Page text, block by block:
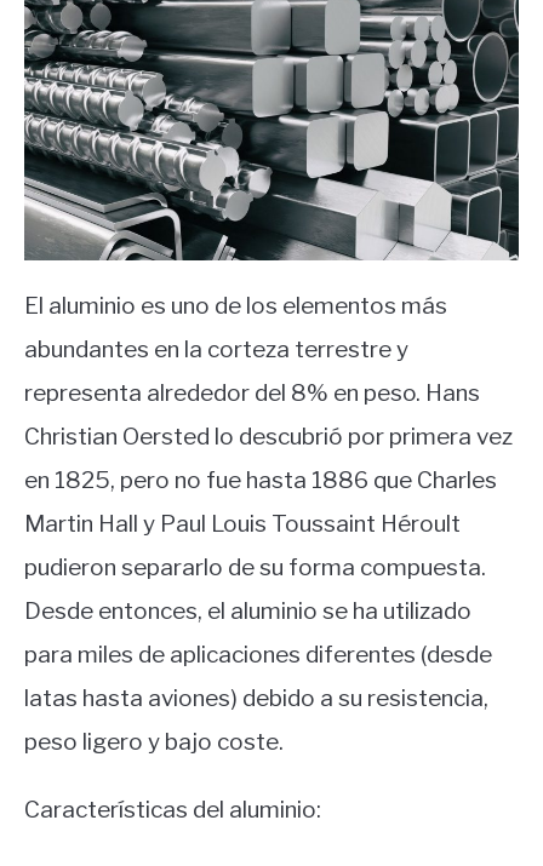
El aluminio es uno de los elementos más
abundantes en la corteza terrestre y
representa alrededor del 8% en peso. Hans
Christian Oersted lo descubrió por primera vez
en 1825, pero no fue hasta 1886 que Charles
Martin Hall y Paul Louis Toussaint Héroult
pudieron separarlo de su forma compuesta.
Desde entonces, el aluminio se ha utilizado
para miles de aplicaciones diferentes (desde
latas hasta aviones) debido a su resistencia,
peso ligero y bajo coste.
Características del aluminio: